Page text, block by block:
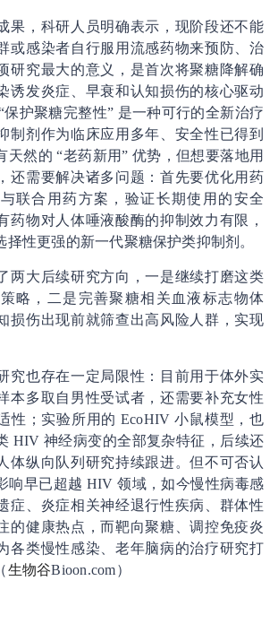
果，科研人员明确表示，现阶段还不能
或感染者自行服用流感药物来预防、治
研究最大的意义，是首次将聚糖降解确
诱发炎症、早衰和认知损伤的核心驱动
保护聚糖完整性” 是一种可行的全新治疗
制剂作为临床应用多年、安全性已得到
天然的 “老药新用” 优势，但想要落地用
还需要解决诸多问题：首先要优化用药
联合用药方案，验证长期使用的安全
药物对人体唾液酸酶的抑制效力有限，
择性更强的新一代聚糖保护类抑制剂。
两大后续研究方向，一是继续打磨这类
略，二是完善聚糖相关血液标志物体
损伤出现前就筛查出高风险人群，实现
究也存在一定局限性：目前用于体外实
本多取自男性受试者，还需要补充女性
性；实验所用的 EcoHIV 小鼠模型，也
HIV 神经病变的全部复杂特征，后续还
体纵向队列研究持续跟进。但不可否认
响早已超越 HIV 领域，如今慢性病毒感
症、炎症相关神经退行性疾病、群体性
的健康热点，而靶向聚糖、调控免疫炎
各类慢性感染、老年脑病的治疗研究打
生物谷Bioon.com）